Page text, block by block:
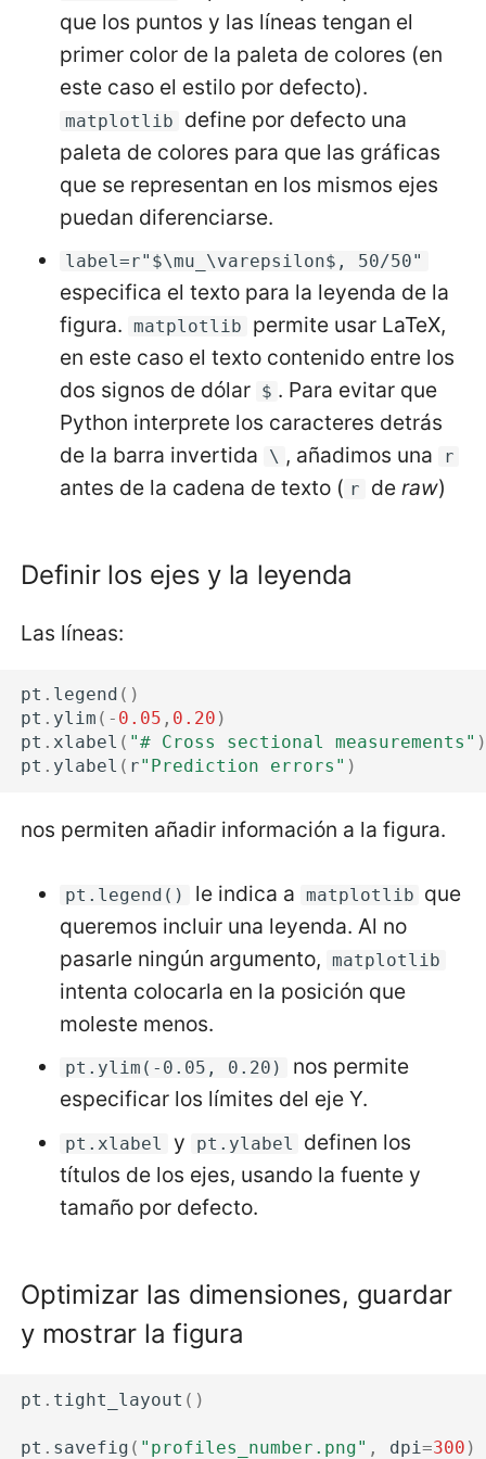
que los puntos y las líneas tengan el
primer color de la paleta de colores (en
este caso el estilo por defecto).
matplotlib
define por defecto una
paleta de colores para que las gráficas
que se representan en los mismos ejes
puedan diferenciarse.
label=r"$\mu_\varepsilon$, 50/50"
especifica el texto para la leyenda de la
figura. matplotlib
permite usar LaTeX,
en este caso el texto contenido entre los
dos signos de dólar $ . Para evitar que
Python interprete los caracteres detrás
de la barra invertida
\ , añadimos una r
antes de la cadena de texto ( r de raw)
Definir los ejes y la leyenda
Las líneas:
pt . legend ()
pt . ylim ( - 0.05 , 0.20 )
pt . xlabel ( "# Cross sectional measurements"
pt . ylabel ( r"Prediction errors" )
nos permiten añadir información a la figura.
pt.legend() le indica a matplotlib que
queremos incluir una leyenda. Al no
pasarle ningún argumento, matplotlib
intenta colocarla en la posición que
moleste menos.
pt.ylim(-0.05, 0.20)
nos permite
especificar los límites del eje Y.
pt.xlabel y pt.ylabel
definen los
títulos de los ejes, usando la fuente y
tamaño por defecto.
Optimizar las dimensiones, guardar
y mostrar la figura
pt . tight_layout ()
pt . savefig ( "profiles_number.png" , dpi=300 )